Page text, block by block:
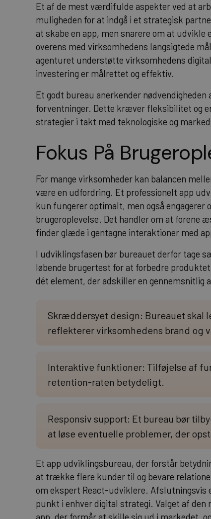
Et af de mest værdifulde aspekter ved at
muligheden for at indgå i et strategisk
at skabe en app, men snarere om at
overens med virksomhedens langsigtede
agenturet understøtte virksomhedens
investering er målrettet og effektiv.
Et godt bureau anerkender
forventninger. Dette kræver fleksibilitet og
strategier i takt med teknologiske og
Fokus På
For mange virksomheder kan balancen
være en udfordring. Et professionelt app
kun fungerer optimalt, men også engagerer
brugeroplevelse. Det handler om at
finder glæde i gentagne interaktioner med
I udviklingsfasen bør bureauet derfor tage
løbende brugertest for at forbedre
dét element, der adskiller en gennemsnitlig
Skræddersyet design: Bureauet skal
reflekterer virksomhedens brand og
Interaktive funktioner: Tilføjelse af
retention-raten betydeligt.
Responsiv support: Et bureau bør
at løse eventuelle problemer, der
Et app udviklingsbureau, der forstår
at trække flere kunder til og bevare
om ekspert React-udviklere. Afslutningsvis
punkt i enhver digital strategi. Valget af